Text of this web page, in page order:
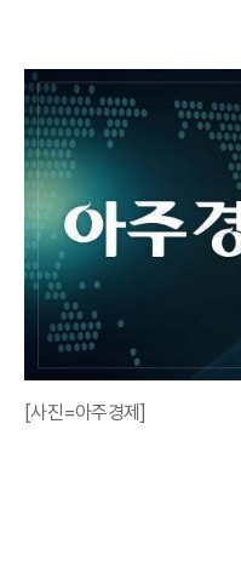
[사진=아주경제]